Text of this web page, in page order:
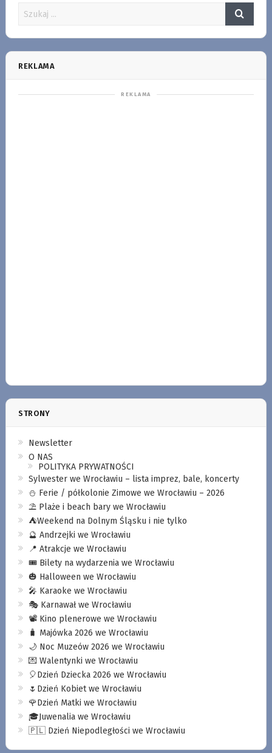
REKLAMA
STRONY
Newsletter
O NAS
POLITYKA PRYWATNOŚCI
Sylwester we Wrocławiu – lista imprez, bale, koncerty
⛄️ Ferie / półkolonie Zimowe we Wrocławiu – 2026
⛱️ Plaże i beach bary we Wrocławiu
⛺️Weekend na Dolnym Śląsku i nie tylko
🔮 Andrzejki we Wrocławiu
📍 Atrakcje we Wrocławiu
🎟️ Bilety na wydarzenia we Wrocławiu
🎃 Halloween we Wrocławiu
🎤 Karaoke we Wrocławiu
🎭 Karnawał we Wrocławiu
📽️ Kino plenerowe we Wrocławiu
🧳 Majówka 2026 we Wrocławiu
🌙 Noc Muzeów 2026 we Wrocławiu
💌 Walentynki we Wrocławiu
🎈Dzień Dziecka 2026 we Wrocławiu
🌷Dzień Kobiet we Wrocławiu
🌹Dzień Matki we Wrocławiu
🎓Juwenalia we Wrocławiu
🇵🇱 Dzień Niepodległości we Wrocławiu